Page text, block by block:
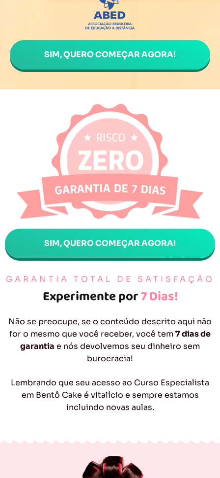
SIM, QUERO COMEÇAR AGORA!
GARANTIA TOTAL DE SATISFAÇÃO
Experimente por7 Dias!
Não se preocupe, se o conteúdo descrito aqui não
for o mesmo que você receber, você tem7 dias de
garantia e nós devolvemos seu dinheiro sem
burocracia!
Lembrando que seu acesso ao Curso Especialista
em Bentô Cake é vitalício e sempre estamos
incluindo novas aulas.
SIM, QUERO COMEÇAR AGORA!